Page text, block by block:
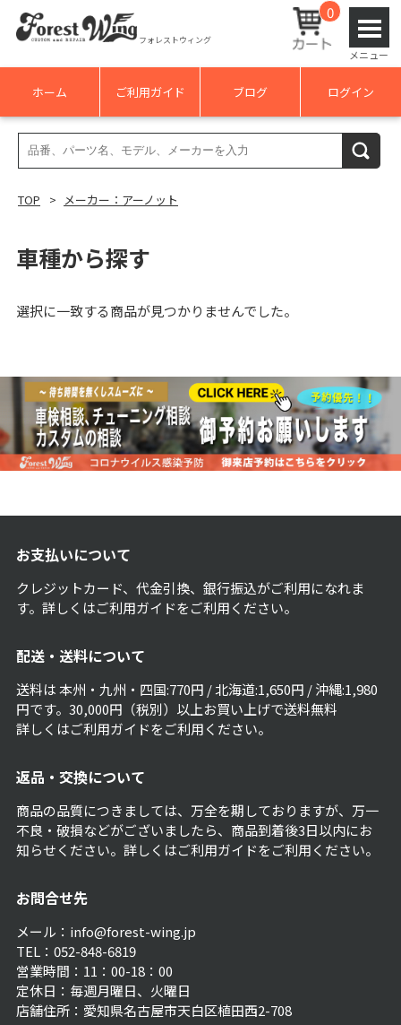
フォレストウィング
ホーム ご利用ガイド ブログ ログイン
0
メニュー
検
索
果:
検索
TOP メーカー：アーノット
車種から探す
選択に一致する商品が見つかりませんでした。
お支払いについて
クレジットカード、代金引換、銀行振込がご利用になれま
す。詳しくはご利用ガイドをご利用ください。
配送・送料について
送料は 本州・九州・四国:770円 / 北海道:1,650円 / 沖縄:1,980
円です。30,000円（税別）以上お買い上げで送料無料
詳しくはご利用ガイドをご利用ください。
返品・交換について
商品の品質につきましては、万全を期しておりますが、万一
不良・破損などがございましたら、商品到着後3日以内にお
知らせください。詳しくはご利用ガイドをご利用ください。
お問合せ先
メール：info@forest-wing.jp
TEL：052-848-6819
営業時間：11：00-18：00
定休日：毎週月曜日、火曜日
店舗住所：愛知県名古屋市天白区植田西2-708